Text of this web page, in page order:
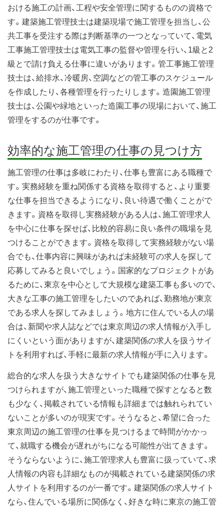
おける施工の計画、工程や安全管理に関するものの資格で
す。建築施工管理技士は建築現場で施工管理を担当し、公
共工事を受注する際は判断基準の一つとなっていて、電気
工事施工管理技士は電気工事の監督や管理を行い、1級と2
級とで請け負える仕事に違いがあります。管工事施工管理
技士は、給排水、冷暖房、空調などの管工事のスケジュール
を作成したり、各種管理を行ったりします。造園施工管理
技士は、公園や緑地といった造園工事の現場において、施工
管理をするのが仕事です。
効率的な施工管理の仕事の見つけ方
施工管理の仕事は多岐にわたり、仕事も豊富にある職種で
す。実務経験を重ね関係する資格を取得すると、より重要
な仕事を担当できるようになり、良い待遇で働くことがで
きます。資格を取得し実務経験がある人は、施工管理求人
を中心に仕事を探せば、比較的容易に良い条件の職場を見
つけることができます。資格を取得して実務経験がない場
合でも、仕事内容に興味があれば未経験可の求人を探して
応募してみると良いでしょう。国家的なプロジェクトがあ
るために、東京を中心として大規模な建築工事も多いので、
大きな工事の施工管理をしたいのであれば、勤務地が東京
である求人を探してみましょう。地方に住んでいる人の場
合は、新聞や求人誌などでは東京周辺の求人情報が入手し
にくいという面がありますが、建築関係の求人を扱うサイ
トを利用すれば、手軽に最新の求人情報が手に入ります。
総合的な求人を扱う大きなサイトでも建築関係の仕事を見
つけられますが、施工管理といった職種で探すとなると数
も少なく、掲載されている情報も詳細までは触れられてい
ないことが多いのが現実です。そうなると、希望に合った
東京周辺の施工管理の仕事を見つけるまで時間がかかっ
て、就職する機会が遅れがちになる可能性が出てきます。
そうならないように、施工管理求人も豊富に扱っていて、求
人情報の内容も詳細なものが掲載されている建築関係の求
人サイトを利用するのが一番です。建築関係の求人サイト
なら、住んでいる場所に関係なく、好きな時に東京の施工管